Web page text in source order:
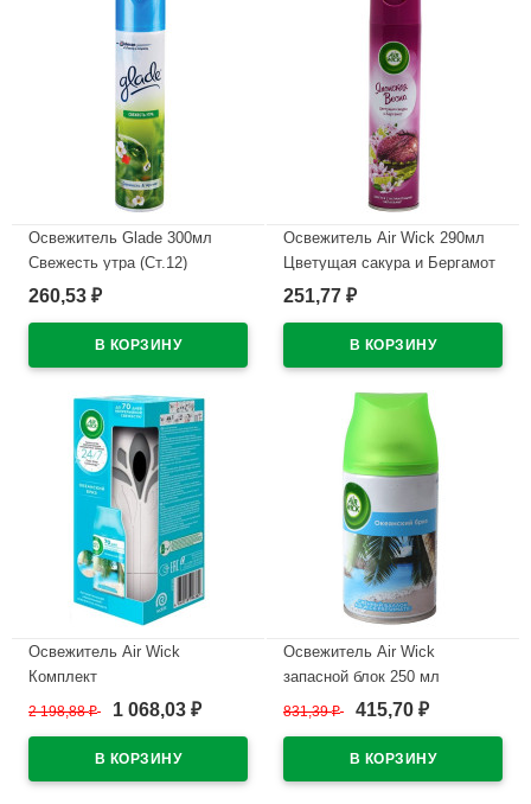
Освежитель Glade 300мл
Свежесть утра (Ст.12)
В наличии
260,53 ₽
Освежитель Air Wick 290мл
Цветущая сакура и Бергамот
(Ст.12)
251,77 ₽
Освежитель Air Wick
Комплект
В наличии
2 198,88₽ 1 068,03 ₽
Освежитель Air Wick
запасной блок 250 мл
Океанский бриз/Голубая
831,39₽ 415,70 ₽